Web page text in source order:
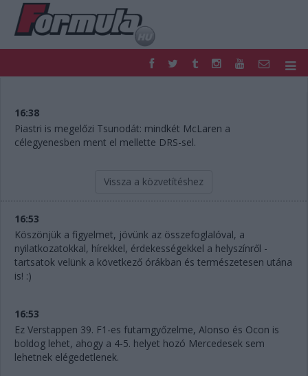
FORMULA
NEMZETKÖZI
HAZAI
RETRO
EGYÉB
TIPPJÁTÉK
16:38
Piastri is megelőzi Tsunodát: mindkét McLaren a
célegyenesben ment el mellette DRS-sel.
Vissza a közvetítéshez
16:53
Köszönjük a figyelmet, jövünk az összefoglalóval, a
nyilatkozatokkal, hírekkel, érdekességekkel a helyszínről -
tartsatok velünk a következő órákban és természetesen utána
is! :)
16:53
Ez Verstappen 39. F1-es futamgyőzelme, Alonso és Ocon is
boldog lehet, ahogy a 4-5. helyet hozó Mercedesek sem
lehetnek elégedetlenek.